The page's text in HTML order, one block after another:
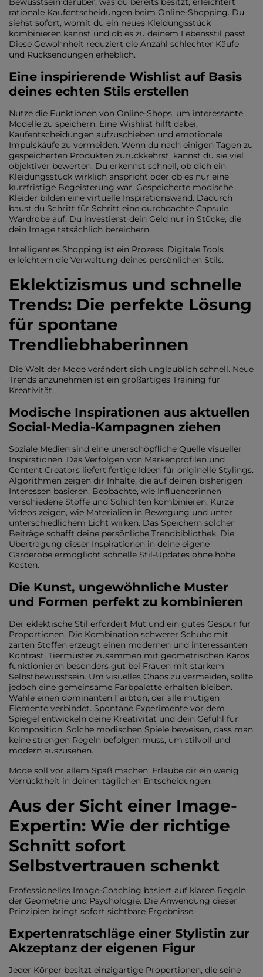
rationale Kaufentscheidungen beim Online-Shopping. Du
siehst sofort, womit du ein neues Kleidungsstück
kombinieren kannst und ob es zu deinem Lebensstil passt.
Diese Gewohnheit reduziert die Anzahl schlechter Käufe
und Rücksendungen erheblich.
Eine inspirierende Wishlist auf Basis
deines echten Stils erstellen
Nutze die Funktionen von Online-Shops, um interessante
Modelle zu speichern. Eine Wishlist hilft dabei,
Kaufentscheidungen aufzuschieben und emotionale
Impulskäufe zu vermeiden. Wenn du nach einigen Tagen zu
gespeicherten Produkten zurückkehrst, kannst du sie viel
objektiver bewerten. Du erkennst schnell, ob dich ein
Kleidungsstück wirklich anspricht oder ob es nur eine
kurzfristige Begeisterung war. Gespeicherte modische
Kleider bilden eine virtuelle Inspirationswand. Dadurch
baust du Schritt für Schritt eine durchdachte Capsule
Wardrobe auf. Du investierst dein Geld nur in Stücke, die
dein Image tatsächlich bereichern.
Intelligentes Shopping ist ein Prozess. Digitale Tools
erleichtern die Verwaltung deines persönlichen Stils.
Eklektizismus und schnelle
Trends: Die perfekte Lösung
für spontane
Trendliebhaberinnen
Die Welt der Mode verändert sich unglaublich schnell. Neue
Trends anzunehmen ist ein großartiges Training für
Kreativität.
Modische Inspirationen aus aktuellen
Social-Media-Kampagnen ziehen
Soziale Medien sind eine unerschöpfliche Quelle visueller
Inspirationen. Das Verfolgen von Markenprofilen und
Content Creators liefert fertige Ideen für originelle Stylings.
Algorithmen zeigen dir Inhalte, die auf deinen bisherigen
Interessen basieren. Beobachte, wie Influencerinnen
verschiedene Stoffe und Schichten kombinieren. Kurze
Videos zeigen, wie Materialien in Bewegung und unter
unterschiedlichem Licht wirken. Das Speichern solcher
Beiträge schafft deine persönliche Trendbibliothek. Die
Übertragung dieser Inspirationen in deine eigene
Garderobe ermöglicht schnelle Stil-Updates ohne hohe
Kosten.
Die Kunst, ungewöhnliche Muster
und Formen perfekt zu kombinieren
Der eklektische Stil erfordert Mut und ein gutes Gespür für
Proportionen. Die Kombination schwerer Schuhe mit
zarten Stoffen erzeugt einen modernen und interessanten
Kontrast. Tiermuster zusammen mit geometrischen Karos
funktionieren besonders gut bei Frauen mit starkem
Selbstbewusstsein. Um visuelles Chaos zu vermeiden, sollte
jedoch eine gemeinsame Farbpalette erhalten bleiben.
Wähle einen dominanten Farbton, der alle mutigen
Elemente verbindet. Spontane Experimente vor dem
Spiegel entwickeln deine Kreativität und dein Gefühl für
Komposition. Solche modischen Spiele beweisen, dass man
keine strengen Regeln befolgen muss, um stilvoll und
modern auszusehen.
Mode soll vor allem Spaß machen. Erlaube dir ein wenig
Verrücktheit in deinen täglichen Entscheidungen.
Aus der Sicht einer Image-
Expertin: Wie der richtige
Schnitt sofort
Selbstvertrauen schenkt
Professionelles Image-Coaching basiert auf klaren Regeln
der Geometrie und Psychologie. Die Anwendung dieser
Prinzipien bringt sofort sichtbare Ergebnisse.
Expertenratschläge einer Stylistin zur
Akzeptanz der eigenen Figur
Jeder Körper besitzt einzigartige Proportionen, die seine